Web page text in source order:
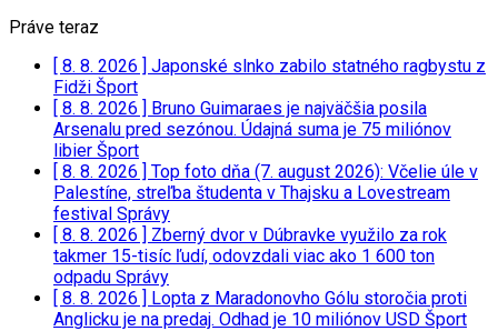
Práve teraz
[ 8. 8. 2026 ] Japonské slnko zabilo statného ragbystu z
Fidži Šport
[ 8. 8. 2026 ] Bruno Guimaraes je najväčšia posila
Arsenalu pred sezónou. Údajná suma je 75 miliónov
libier Šport
[ 8. 8. 2026 ] Top foto dňa (7. august 2026): Včelie úle v
Palestíne, streľba študenta v Thajsku a Lovestream
festival Správy
[ 8. 8. 2026 ] Zberný dvor v Dúbravke využilo za rok
takmer 15-tisíc ľudí, odovzdali viac ako 1 600 ton
odpadu Správy
[ 8. 8. 2026 ] Lopta z Maradonovho Gólu storočia proti
Anglicku je na predaj. Odhad je 10 miliónov USD Šport